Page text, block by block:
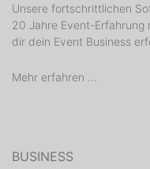
Unsere fortschrittlichen
20 Jahre Event-Erfahrung
dir dein Event Business
Mehr erfahren ...
BUSINESS